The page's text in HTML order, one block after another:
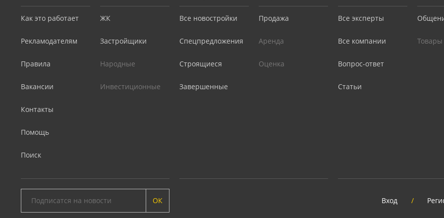
Как это работает
Рекламодателям
Правила
Вакансии
Контакты
Помощь
Поиск
ЖК
Застройщики
Народные
Инвестиционные
Все новостройки
Спецпредложения
Строящиеся
Завершенные
Продажа
Аренда
Оценка
Все эксперты
Все компании
Вопрос-ответ
Статьи
Товары
ОК Вход /